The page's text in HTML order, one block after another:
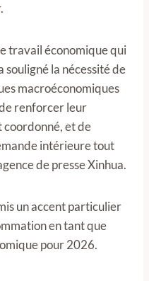
travail économique qui
souligné la nécessité de
macroéconomiques
renforcer leur
et de
intérieure tout
de presse Xinhua.
un accent particulier
en tant que
pour 2026.